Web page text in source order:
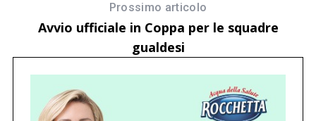
Prossimo articolo
Avvio ufficiale in Coppa per le squadre
gualdesi